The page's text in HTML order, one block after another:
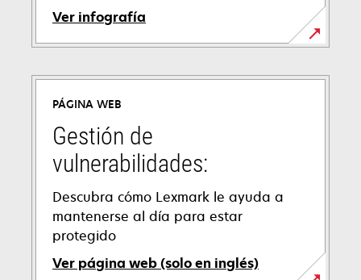
Ver infografía
PÁGINA WEB
Gestión de
vulnerabilidades:
Descubra cómo Lexmark le ayuda a
mantenerse al día para estar
protegido
Ver página web (solo en inglés)